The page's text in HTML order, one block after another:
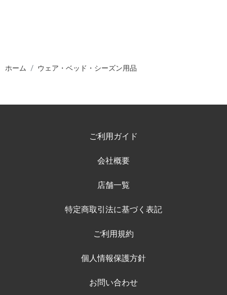
ホーム ウェア・ベッド・シーズン用品
ご利用ガイド
会社概要
店舗一覧
特定商取引法に基づく表記
ご利用規約
個人情報保護方針
お問い合わせ